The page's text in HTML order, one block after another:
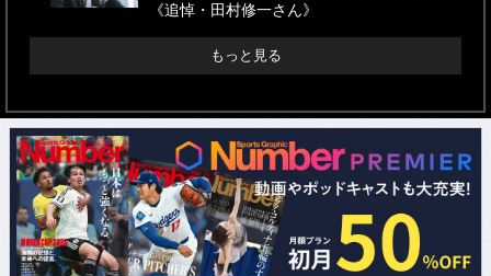
《追悼・田村修一さん》
もっと見る